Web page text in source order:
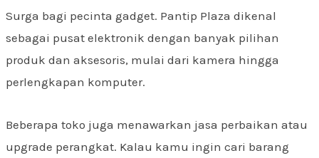
Surga bagi pecinta gadget. Pantip Plaza dikenal
sebagai pusat elektronik dengan banyak pilihan
produk dan aksesoris, mulai dari kamera hingga
perlengkapan komputer.
Beberapa toko juga menawarkan jasa perbaikan atau
upgrade perangkat. Kalau kamu ingin cari barang